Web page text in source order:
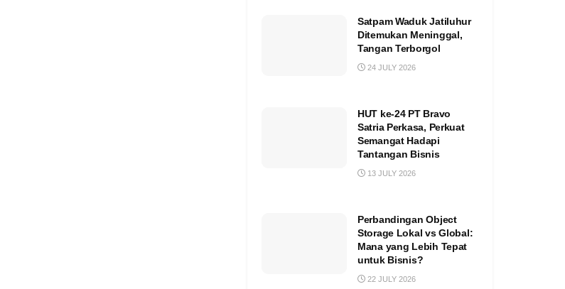
Satpam Waduk Jatiluhur
Ditemukan Meninggal,
Tangan Terborgol
24 JULY 2026
HUT ke-24 PT Bravo
Satria Perkasa, Perkuat
Semangat Hadapi
Tantangan Bisnis
13 JULY 2026
Perbandingan Object
Storage Lokal vs Global:
Mana yang Lebih Tepat
untuk Bisnis?
22 JULY 2026